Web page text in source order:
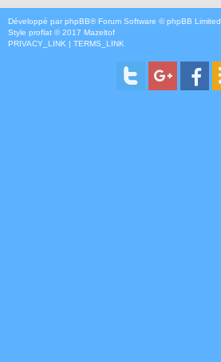
Développé par phpBB® Forum Software © phpBB Limited
Style proflat © 2017 Mazeltof
PRIVACY_LINK | TERMS_LINK